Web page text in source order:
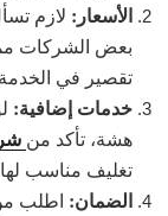
الأسعار: لازم
بعض الشركات
تقصير في
خدمات إضافية:
هشة، تأكد من
تغليف مناسب
الضمان: اطلب